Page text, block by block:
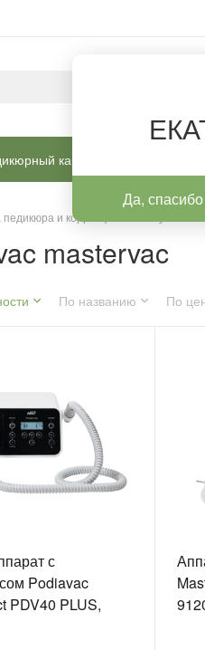
Да, спасибо
кабинет
и коррекции
mastervac
По названию По
с
Podiavac
PDV40 PLUS,